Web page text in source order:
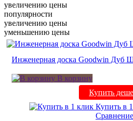
увеличению цены
популярности
увеличению цены
уменьшению цены
Инженерная доска Goodwin Дуб
В корзину
Купить
Купить в
Сравнение